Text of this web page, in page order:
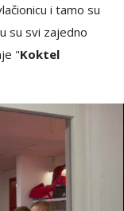
i tamo su
su svi zajedno
"Koktel